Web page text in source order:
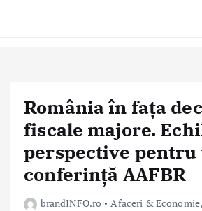
România în fața
fiscale majore.
perspective
conferință AAFBR
brandINFO.ro Afaceri & Economie,